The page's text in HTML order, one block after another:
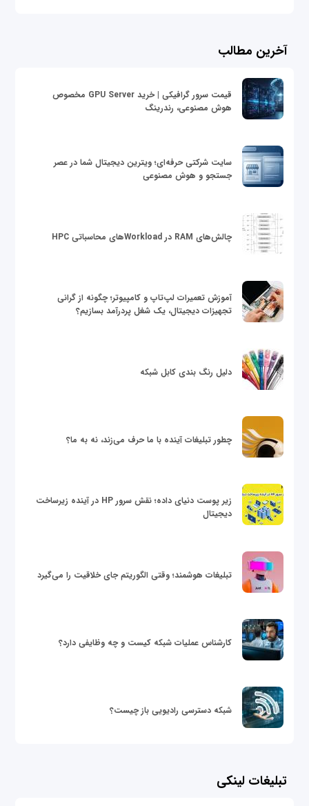
آخرین مطالب
قیمت سرور گرافیکی | خرید GPU Server مخصوص
هوش مصنوعی، رندرینگ
سایت شرکتی حرفه‌ای؛ ویترین دیجیتال شما در عصر
جستجو و هوش مصنوعی
چالش‌های RAM در Workloadهای محاسباتی HPC
آموزش تعمیرات لپ‌تاپ و کامپیوتر؛ چگونه از گرانی
تجهیزات دیجیتال، یک شغل پردرآمد بسازیم؟
دلیل رنگ بندی کابل شبکه
چطور تبلیغات آینده با ما حرف می‌زند، نه به ما؟
زیر پوست دنیای داده؛ نقش سرور HP در آینده زیرساخت
دیجیتال
تبلیغات هوشمند؛ وقتی الگوریتم جای خلاقیت را می‌گیرد
کارشناس عملیات شبکه کیست و چه وظایفی دارد؟
شبکه دسترسی رادیویی باز چیست؟
تبلیغات لینکی